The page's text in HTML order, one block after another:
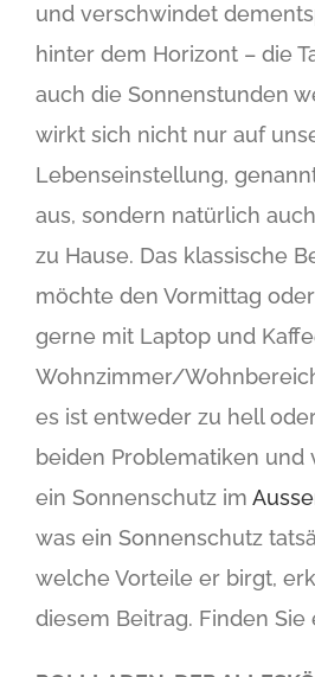
und verschwindet
hinter dem Horizont – die
auch die Sonnenstunden
wirkt sich nicht nur auf
Lebenseinstellung,
aus, sondern natürlich
zu Hause. Das klassische
möchte den Vormittag
gerne mit Laptop und
Wohnzimmer/
es ist entweder zu hell
beiden Problematiken und
ein Sonnenschutz im
was ein Sonnenschutz
welche Vorteile er birgt,
diesem Beitrag. Finden Sie